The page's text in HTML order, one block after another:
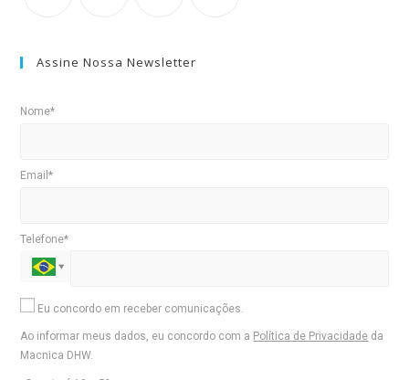
Assine Nossa Newsletter
Nome*
Email*
Telefone*
Eu concordo em receber comunicações.
Ao informar meus dados, eu concordo com a Política de Privacidade da
Macnica DHW.